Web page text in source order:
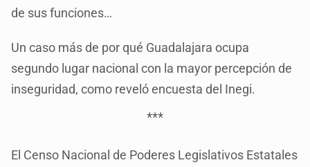
de sus funciones…
Un caso más de por qué Guadalajara ocupa
segundo lugar nacional con la mayor percepción de
inseguridad, como reveló encuesta del Inegi.
***
El Censo Nacional de Poderes Legislativos Estatales